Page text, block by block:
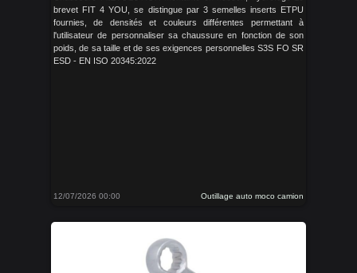
brevet FIT 4 YOU, se distingue par 3 semelles inserts ETPU
fournies, de densités et couleurs différentes permettant à
l'utilisateur de personnaliser sa chaussure en fonction de son
poids, de sa taille et de ses exigences personnelles S3S FO SR
ESD - EN ISO 20345:2022
12/07/2026 00:00 Outillage auto moco camion